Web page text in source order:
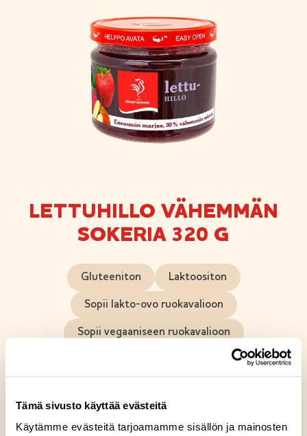
Tämä sivusto käyttää evästeitä
Käytämme evästeitä tarjoamamme sisällön ja mainosten
LETTUHILLO VÄHEMMÄN
SOKERIA 320 G
Gluteeniton Laktoositon
Sopii lakto-ovo ruokavalioon
Sopii vegaaniseen ruokavalioon
Keitimme rakkaudella samettisen lettuhillon, jossa
Entistä marjaisampi hillo sopii niin aamu-, väli- kuin
iltapalahetkiinkin. Tämä hillo sopii myös jälkiruokiin